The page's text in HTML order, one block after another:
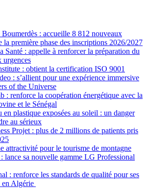
: accueille 8 812 nouveaux
la première phase des inscriptions 2026/2027
Santé : appelle à renforcer la préparation du
urgences
: obtient la certification ISO 9001
: s’allient pour une expérience immersive
of the Universe
: renforce la coopération énergétique avec la
et le Sénégal
en plastique exposées au soleil : un danger
au sérieux
Projet : plus de 2 millions de patients pris
attractivité pour le tourisme de montagne
lance sa nouvelle gamme LG Professional
: renforce les standards de qualité pour ses
en Algérie